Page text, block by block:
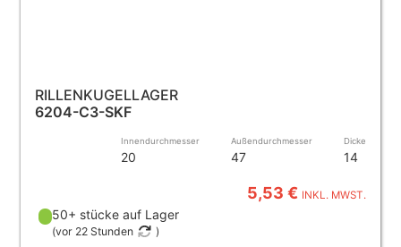
RILLENKUGELLAGER
6204-C3-SKF
Innendurchmesser
20
Außendurchmesser
47
Dicke
14
5,53 € INKL. MWST.
50+ stücke auf Lager
(vor 22 Stunden )